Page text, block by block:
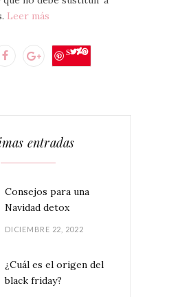
Leer más
Save
entradas
Consejos para una
Navidad detox
DICIEMBRE 22, 2022
¿Cuál es el origen del
black friday?